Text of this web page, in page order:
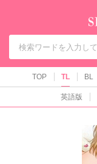
TOP TL BL
英語版